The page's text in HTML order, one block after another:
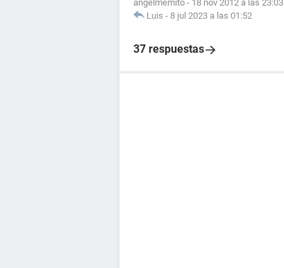
angelmemito - 18 nov 2012 a las 23:03
Luis - 8 jul 2023 a las 01:52
37 respuestas